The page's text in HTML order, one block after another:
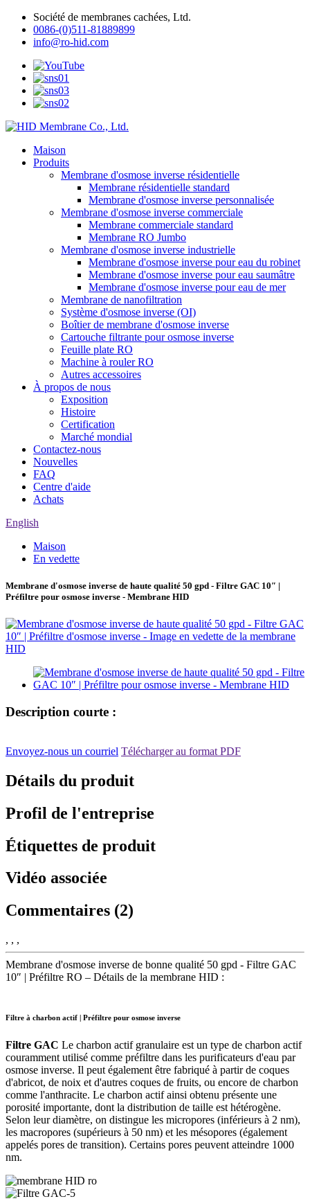
Société de membranes cachées, Ltd.
0086-(0)511-81889899
info@ro-hid.com
Maison
Produits
Membrane d'osmose inverse résidentielle
Membrane résidentielle standard
Membrane d'osmose inverse personnalisée
Membrane d'osmose inverse commerciale
Membrane commerciale standard
Membrane RO Jumbo
Membrane d'osmose inverse industrielle
Membrane d'osmose inverse pour eau du robinet
Membrane d'osmose inverse pour eau saumâtre
Membrane d'osmose inverse pour eau de mer
Membrane de nanofiltration
Système d'osmose inverse (OI)
Boîtier de membrane d'osmose inverse
Cartouche filtrante pour osmose inverse
Feuille plate RO
Machine à rouler RO
Autres accessoires
À propos de nous
Exposition
Histoire
Certification
Marché mondial
Contactez-nous
Nouvelles
FAQ
Centre d'aide
Achats
English
Maison
En vedette
Membrane d'osmose inverse de haute qualité 50 gpd - Filtre GAC 10″ |
Préfiltre pour osmose inverse - Membrane HID
Description courte :
Envoyez-nous un courriel Télécharger au format PDF
Détails du produit
Profil de l'entreprise
Étiquettes de produit
Vidéo associée
Commentaires (2)
, , ,
Membrane d'osmose inverse de bonne qualité 50 gpd - Filtre GAC
10″ | Préfiltre RO – Détails de la membrane HID :
Filtre à charbon actif | Préfiltre pour osmose inverse
Filtre GAC Le charbon actif granulaire est un type de charbon actif
couramment utilisé comme préfiltre dans les purificateurs d'eau par
osmose inverse. Il peut également être fabriqué à partir de coques
d'abricot, de noix et d'autres coques de fruits, ou encore de charbon
comme l'anthracite. Le charbon actif ainsi obtenu présente une
porosité importante, dont la distribution de taille est hétérogène.
Selon leur diamètre, on distingue les micropores (inférieurs à 2 nm),
les macropores (supérieurs à 50 nm) et les mésopores (également
appelés pores de transition). Certains pores peuvent atteindre 1000
nm.